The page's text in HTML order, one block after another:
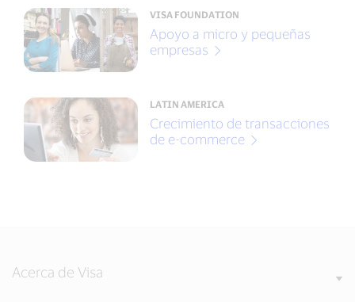
VISA FOUNDATION
Apoyo a micro y pequeñas
empresas
LATIN AMERICA
Crecimiento de transacciones
de e-commerce
Acerca de Visa